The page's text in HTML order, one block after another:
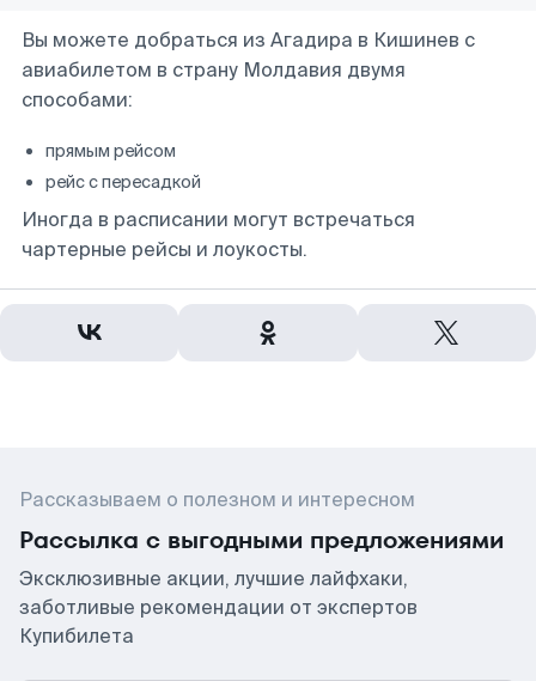
Вы можете добраться из Агадира в Кишинев с
авиабилетом в страну Молдавия двумя
способами:
прямым рейсом
рейс с пересадкой
Иногда в расписании могут встречаться
чартерные рейсы и лоукосты.
Рассказываем о полезном и интересном
Рассылка с выгодными предложениями
Эксклюзивные акции, лучшие лайфхаки,
заботливые рекомендации от экспертов
Купибилета